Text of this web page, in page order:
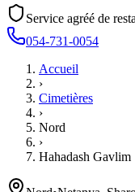
Service agréé de
054-731-0054
Accueil
›
Cimetières
›
Nord
›
Hahadash Gavlim